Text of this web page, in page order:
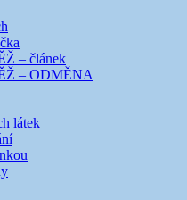
– článek
– ODMĚNA
látek